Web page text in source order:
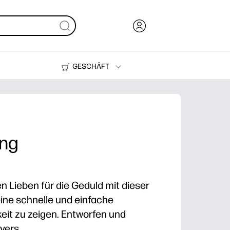
GESCHÄFT
Drucker
Lieben für die Geduld mit dieser
schnelle und einfache
zu zeigen. Entworfen und